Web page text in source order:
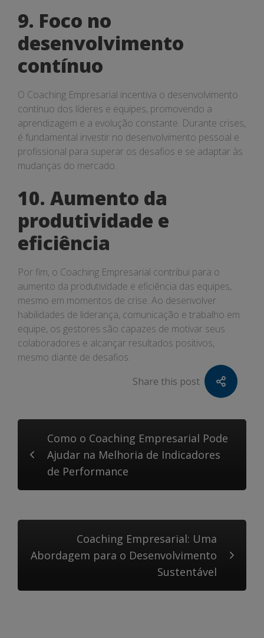
9. Foco no
desenvolvimento
contínuo
O Coaching Empresarial incentiva o desenvolvimento
contínuo dos líderes e equipes, promovendo a
aprendizagem e a evolução constante. Durante crises,
é fundamental investir no desenvolvimento pessoal e
profissional para superar os desafios e se adaptar às
mudanças do mercado.
10. Aumento da
produtividade e
eficiência
Por fim, o Coaching Empresarial contribui para o
aumento da produtividade e eficiência das equipes,
mesmo em momentos de crise. Ao desenvolver
habilidades de liderança, comunicação e trabalho em
equipe, os gestores são capazes de motivar seus
colaboradores e alcançar resultados positivos,
mesmo diante de desafios.
Share this post
Como o Coaching Empresarial Pode
Ajudar na Melhoria de Indicadores
de Performance
Coaching Empresarial: Uma
Abordagem para o Desenvolvimento
Sustentável